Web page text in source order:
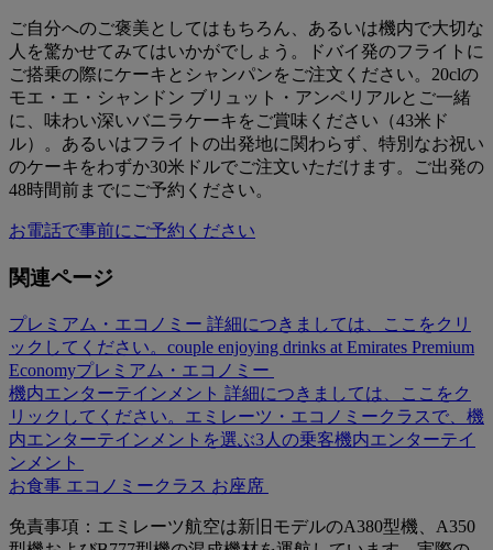
ご自分へのご褒美としてはもちろん、あるいは機内で大切な
人を驚かせてみてはいかがでしょう。ドバイ発のフライトに
ご搭乗の際にケーキとシャンパンをご注文ください。20clの
モエ・エ・シャンドン ブリュット・アンペリアルとご一緒
に、味わい深いバニラケーキをご賞味ください（43米ド
ル）。あるいはフライトの出発地に関わらず、特別なお祝い
のケーキをわずか30米ドルでご注文いただけます。ご出発の
48時間前までにご予約ください。
お電話で事前にご予約ください
関連ページ
プレミアム・エコノミー 詳細につきましては、ここをクリ
ックしてください。 couple enjoying drinks at Emirates Premium
Economyプレミアム・エコノミー
機内エンターテインメント 詳細につきましては、ここをク
リックしてください。 エミレーツ・エコノミークラスで、機
内エンターテインメントを選ぶ3人の乗客機内エンターテイ
ンメント
お食事 エコノミークラス お座席
免責事項：エミレーツ航空は新旧モデルのA380型機、A350